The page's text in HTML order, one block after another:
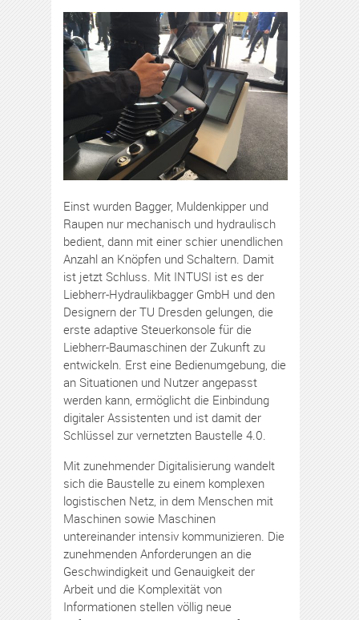
Einst wurden Bagger, Muldenkipper und
Raupen nur mechanisch und hydraulisch
bedient, dann mit einer schier unendlichen
Anzahl an Knöpfen und Schaltern. Damit
ist jetzt Schluss. Mit INTUSI ist es der
Liebherr-Hydraulikbagger GmbH und den
Designern der TU Dresden gelungen, die
erste adaptive Steuerkonsole für die
Liebherr-Baumaschinen der Zukunft zu
entwickeln. Erst eine Bedienumgebung, die
an Situationen und Nutzer angepasst
werden kann, ermöglicht die Einbindung
digitaler Assistenten und ist damit der
Schlüssel zur vernetzten Baustelle 4.0.
Mit zunehmender Digitalisierung wandelt
sich die Baustelle zu einem komplexen
logistischen Netz, in dem Menschen mit
Maschinen sowie Maschinen
untereinander intensiv kommunizieren. Die
zunehmenden Anforderungen an die
Geschwindigkeit und Genauigkeit der
Arbeit und die Komplexität von
Informationen stellen völlig neue